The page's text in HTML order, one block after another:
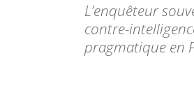
L’enquêteur
contre-
pragmatique en